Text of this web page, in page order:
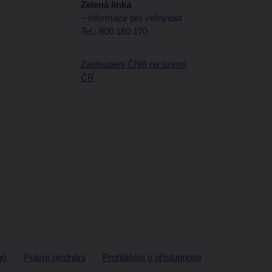
Zelená linka
– informace pro veřejnost
Tel.: 800 160 170
Zastoupení ČNB na území
ČR
Právní ujednání Prohlášení o přístupnosti